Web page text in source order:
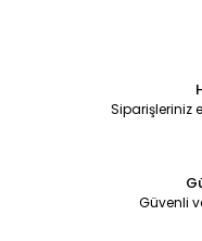
Siparişleriniz
Güvenli